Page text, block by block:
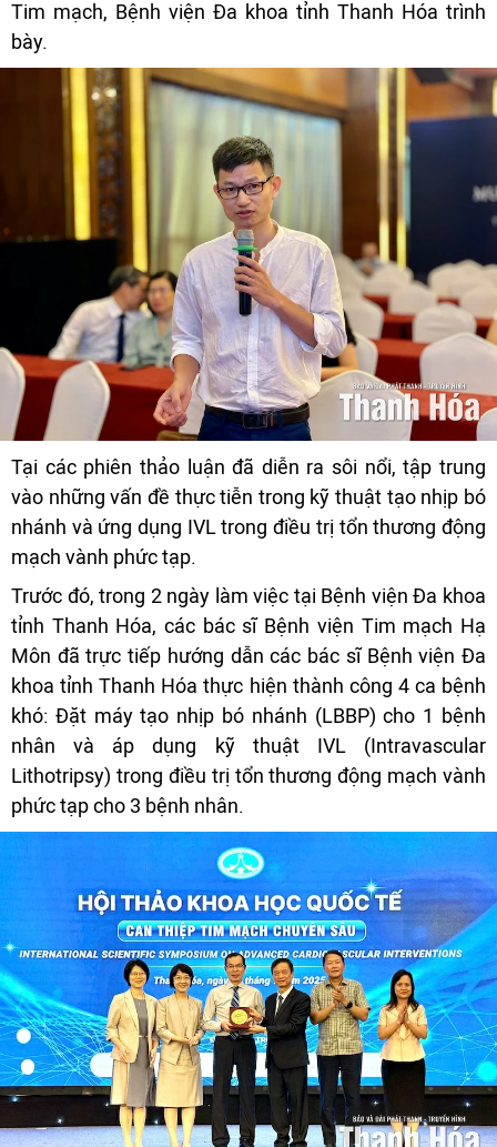
Tim mạch, Bệnh viện Đa khoa tỉnh Thanh Hóa trình
bày.
Tại các phiên thảo luận đã diễn ra sôi nổi, tập trung
vào những vấn đề thực tiễn trong kỹ thuật tạo nhịp bó
nhánh và ứng dụng IVL trong điều trị tổn thương động
mạch vành phức tạp.
Trước đó, trong 2 ngày làm việc tại Bệnh viện Đa khoa
tỉnh Thanh Hóa, các bác sĩ Bệnh viện Tim mạch Hạ
Môn đã trực tiếp hướng dẫn các bác sĩ Bệnh viện Đa
khoa tỉnh Thanh Hóa thực hiện thành công 4 ca bệnh
khó: Đặt máy tạo nhịp bó nhánh (LBBP) cho 1 bệnh
nhân và áp dụng kỹ thuật IVL (Intravascular
Lithotripsy) trong điều trị tổn thương động mạch vành
phức tạp cho 3 bệnh nhân.